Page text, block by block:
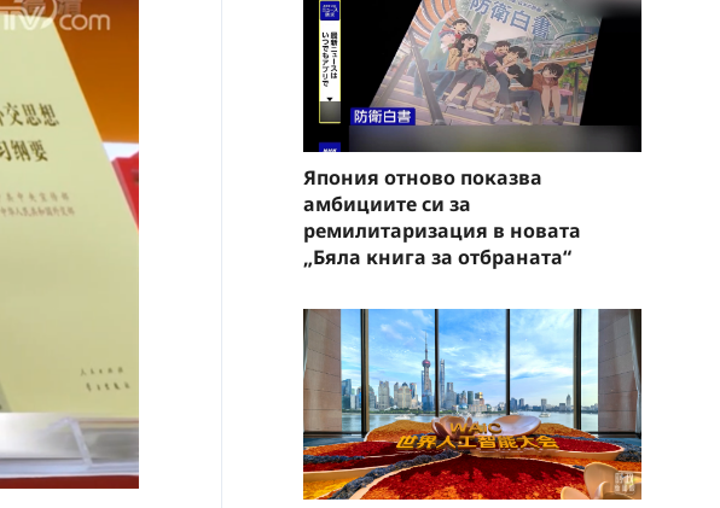
Япония отново показва
амбициите си за
ремилитаризация в новата
„Бяла книга за отбраната“